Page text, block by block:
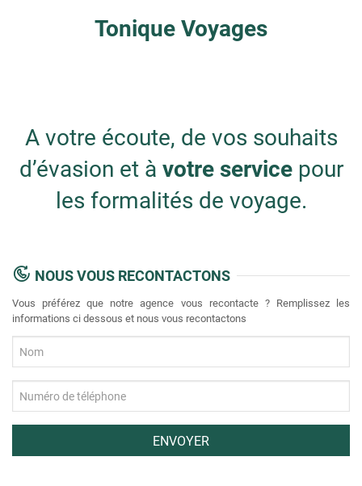
Tonique Voyages
A votre écoute, de vos souhaits
d’évasion et à votre servicepour
les formalités de voyage.
NOUS VOUS RECONTACTONS
Vous préférez que notre agence vous recontacte ? Remplissez les
informations ci dessous et nous vous recontactons